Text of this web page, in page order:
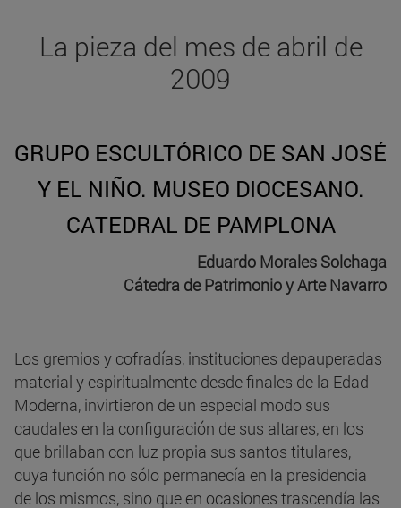
La pieza del mes de abril de
2009
GRUPO ESCULTÓRICO DE SAN JOSÉ
Y EL NIÑO. MUSEO DIOCESANO.
CATEDRAL DE PAMPLONA
Eduardo Morales Solchaga
Cátedra de Patrimonio y Arte Navarro
Los gremios y cofradías, instituciones depauperadas
material y espiritualmente desde finales de la Edad
Moderna, invirtieron de un especial modo sus
caudales en la configuración de sus altares, en los
que brillaban con luz propia sus santos titulares,
cuya función no sólo permanecía en la presidencia
de los mismos, sino que en ocasiones trascendía las